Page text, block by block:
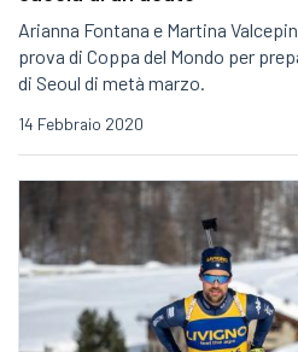
Arianna Fontana e Martina
prova di Coppa del Mondo per
di Seoul di metà marzo.
14 Febbraio 2020